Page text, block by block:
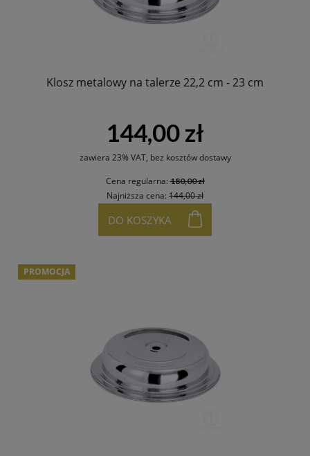
Klosz metalowy na talerze 22,2 cm - 23 cm
144,00 zł
zawiera 23% VAT, bez kosztów dostawy
Cena regularna:180,00 zł
Najniższa cena: 144,00 zł
DO KOSZYKA
PROMOCJA